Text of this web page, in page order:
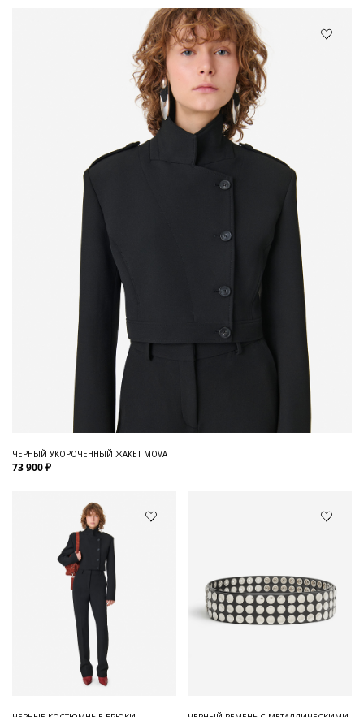
ЧЕРНЫЙ УКОРОЧЕННЫЙ ЖАКЕТ MOVA
73 900 ₽